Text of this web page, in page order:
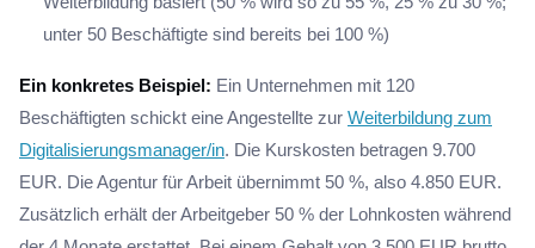
unter 50 Beschäftigte sind bereits bei 100 %)
Ein konkretes Beispiel: Ein Unternehmen mit 120
Beschäftigten schickt eine Angestellte zur Weiterbildung zum
Digitalisierungsmanager/in. Die Kurskosten betragen 9.700
EUR. Die Agentur für Arbeit übernimmt 50 %, also 4.850 EUR.
Zusätzlich erhält der Arbeitgeber 50 % der Lohnkosten während